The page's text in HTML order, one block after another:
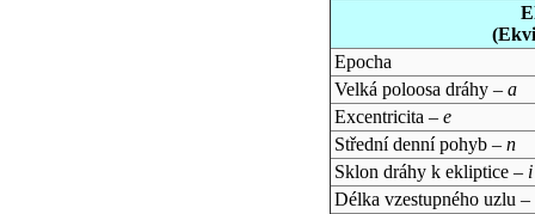
Epocha
Velká poloosa dráhy – a
Excentricita – e
Střední denní pohyb – n
Sklon dráhy k ekliptice – i
Délka vzestupného uzlu –